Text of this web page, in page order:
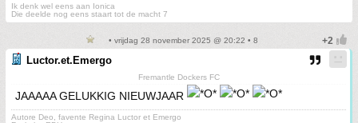
Ik denk wel eens aan Ionica
Die deelde nog eens staart tot de macht 7
• vrijdag 28 november 2025 @ 20:22 • 8
Luctor.et.Emergo
Fremantle Dockers FC
JAAAAA GELUKKIG NIEUWJAAR
Autore Deo, favente Regina Luctor et Emergo